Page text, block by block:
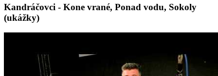
Kandráčovci - Kone vrané, Ponad vodu, Sokoly
(ukážky)